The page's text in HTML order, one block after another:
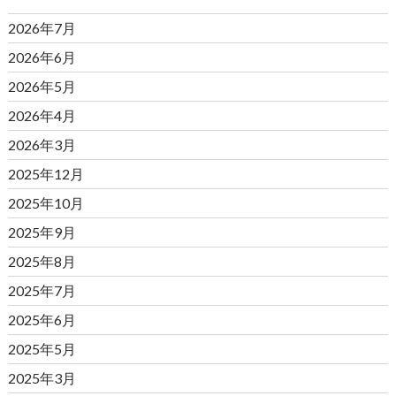
2026年7月
2026年6月
2026年5月
2026年4月
2026年3月
2025年12月
2025年10月
2025年9月
2025年8月
2025年7月
2025年6月
2025年5月
2025年3月